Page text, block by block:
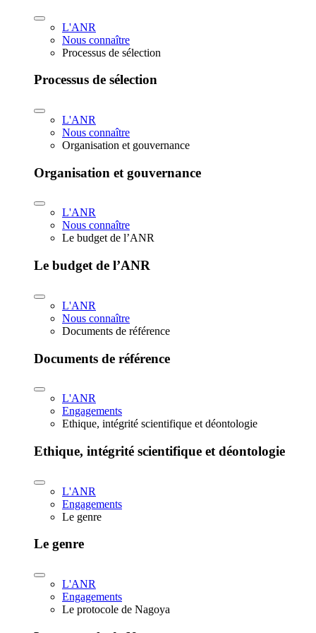
L'ANR
Nous connaître
Processus de sélection
Processus de sélection
L'ANR
Nous connaître
Organisation et gouvernance
Organisation et gouvernance
L'ANR
Nous connaître
Le budget de l’ANR
Le budget de l’ANR
L'ANR
Nous connaître
Documents de référence
Documents de référence
L'ANR
Engagements
Ethique, intégrité scientifique et déontologie
Ethique, intégrité scientifique et déontologie
L'ANR
Engagements
Le genre
Le genre
L'ANR
Engagements
Le protocole de Nagoya